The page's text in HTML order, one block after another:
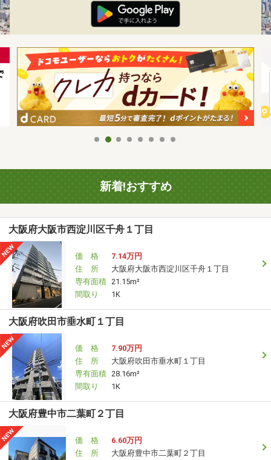
新着!おすすめ
大阪府大阪市西淀川区千舟１丁目
価 格
7.14万円
住 所
大阪府大阪市西淀川区千舟１丁目
専有面積 21.15m²
間取り
1K
大阪府吹田市垂水町１丁目
価 格
7.90万円
住 所
大阪府吹田市垂水町１丁目
専有面積 28.16m²
間取り
1K
大阪府豊中市二葉町２丁目
価 格
6.60万円
住 所
大阪府豊中市二葉町２丁目